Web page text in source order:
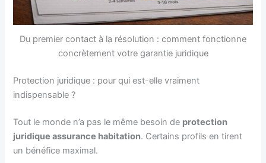
Du premier contact à la résolution : comment fonctionne
concrètement votre garantie juridique
Protection juridique : pour qui est-elle vraiment
indispensable ?
Tout le monde n’a pas le même besoin de protection
juridique assurance habitation. Certains profils en tirent
un bénéfice maximal.